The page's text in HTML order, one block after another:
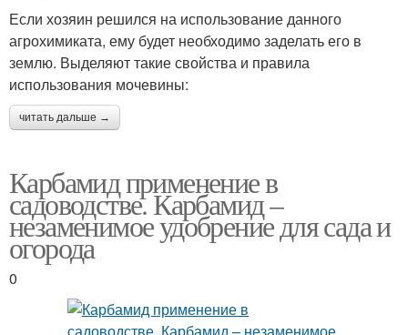
Если хозяин решился на использование данного
агрохимиката, ему будет необходимо заделать его в
землю. Выделяют такие свойства и правила
использования мочевины:
читать дальше →
Карбамид применение в
садоводстве. Карбамид –
незаменимое удобрение для сада и
огорода
0